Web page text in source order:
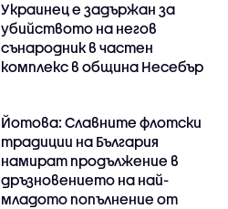
Украинец е задържан за
убийството на негов
сънародник в частен
комплекс в община Несебър
Йотова: Славните флотски
традиции на България
намират продължение в
дръзновението на най-
младото попълнение от